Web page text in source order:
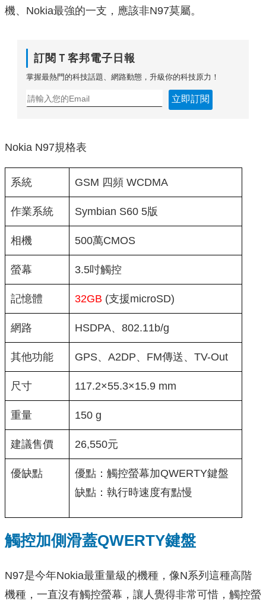
機、Nokia最強的一支，應該非N97莫屬。
訂閱Ｔ客邦電子日報
掌握最熱門的科技話題、網路動態，升級你的科技原力！
立即訂閱
Nokia N97規格表
系統 GSM 四頻 WCDMA
作業系統 Symbian S60 5版
相機 500萬CMOS
螢幕 3.5吋觸控
記憶體 32GB (支援microSD)
網路 HSDPA、802.11b/g
其他功能 GPS、A2DP、FM傳送、TV-Out
尺寸 117.2×55.3×15.9 mm
重量 150 g
建議售價 26,550元
優缺點
優點：觸控螢幕加QWERTY鍵盤
缺點：執行時速度有點慢
觸控加側滑蓋QWERTY鍵盤
N97是今年Nokia最重量級的機種，像N系列這種高階
機種，一直沒有觸控螢幕，讓人覺得非常可惜，觸控螢